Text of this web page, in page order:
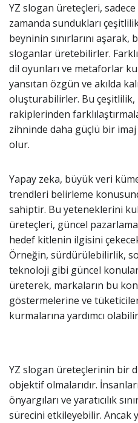
YZ slogan üreteçleri, sadece
zamanda sundukları
beyninin sınırlarını aşarak,
sloganlar üretebilirler.
dil oyunları ve metaforlar
yansıtan özgün ve akılda
oluşturabilirler. Bu çeşitlilik,
rakiplerinden
zihninde daha güçlü bir imaj
olur.
Yapay zeka, büyük veri
trendleri belirleme
sahiptir. Bu yeteneklerini
üreteçleri, güncel
hedef kitlenin ilgisini
Örneğin, sürdürülebilirlik,
teknoloji gibi güncel
üreterek, markaların bu
göstermelerine ve
kurmalarına yardımcı
YZ slogan üreteçlerinin bir
objektif olmalarıdır.
önyargıları ve yaratıcılık
sürecini etkileyebilir. Ancak